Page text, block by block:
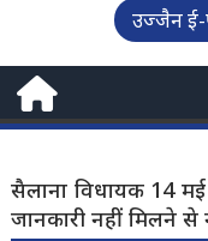
उज्जैन ई-
सैलाना विधायक 14
जानकारी नहीं मिलने से